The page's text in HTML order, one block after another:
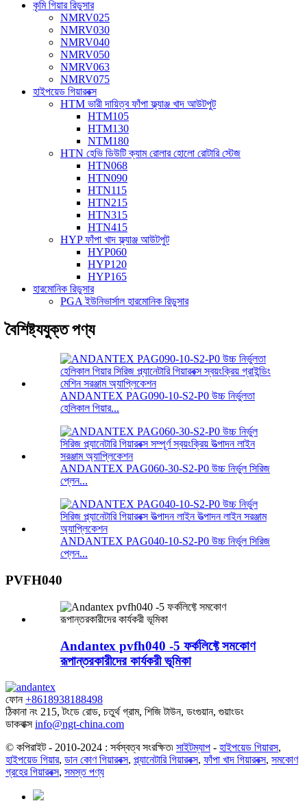
কৃমি গিয়ার রিডুসার
NMRV025
NMRV030
NMRV040
NMRV050
NMRV063
NMRV075
হাইপয়েড গিয়ারবক্স
HTM ভারী দায়িত্ব ফাঁপা ফ্ল্যাঞ্জ খাদ আউটপুট
HTM105
HTM130
NTM180
HTN হেভি ডিউটি ​​ক্যাম রোলার হোলো রোটারি স্টেজ
HTN068
HTN090
HTN115
HTN215
HTN315
HTN415
HYP ফাঁপা খাদ ফ্ল্যাঞ্জ আউটপুট
HYP060
HYP120
HYP165
হারমোনিক রিডুসার
PGA ইউনিভার্সাল হারমোনিক রিডুসার
বৈশিষ্ট্যযুক্ত পণ্য
ANDANTEX PAG090-10-S2-P0 উচ্চ নির্ভুলতা
হেলিকাল গিয়ার...
ANDANTEX PAG060-30-S2-P0 উচ্চ নির্ভুল সিরিজ
প্লেন...
ANDANTEX PAG040-10-S2-P0 উচ্চ নির্ভুল সিরিজ
প্লেন...
PVFH040
Andantex pvfh040 -5 ফর্কলিফ্টে সমকোণ
রূপান্তরকারীদের কার্যকরী ভূমিকা
ফোন +8618938188498
ঠিকানা নং 215, টংডে রোড, চতুর্থ গ্রাম, শিজি টাউন, ডংগুয়ান, গুয়াংডং
ডাকবাক্স info@ngt-china.com
© কপিরাইট - 2010-2024 : সর্বস্বত্ব সংরক্ষিত৷ সাইটম্যাপ - হাইপয়েড গিয়ারস,
হাইপয়েড গিয়ার, ডান কোণ গিয়ারবক্স, প্ল্যানেটারি গিয়ারবক্স, ফাঁপা খাদ গিয়ারবক্স, সমকোণ
গ্রহের গিয়ারবক্স, সমস্ত পণ্য